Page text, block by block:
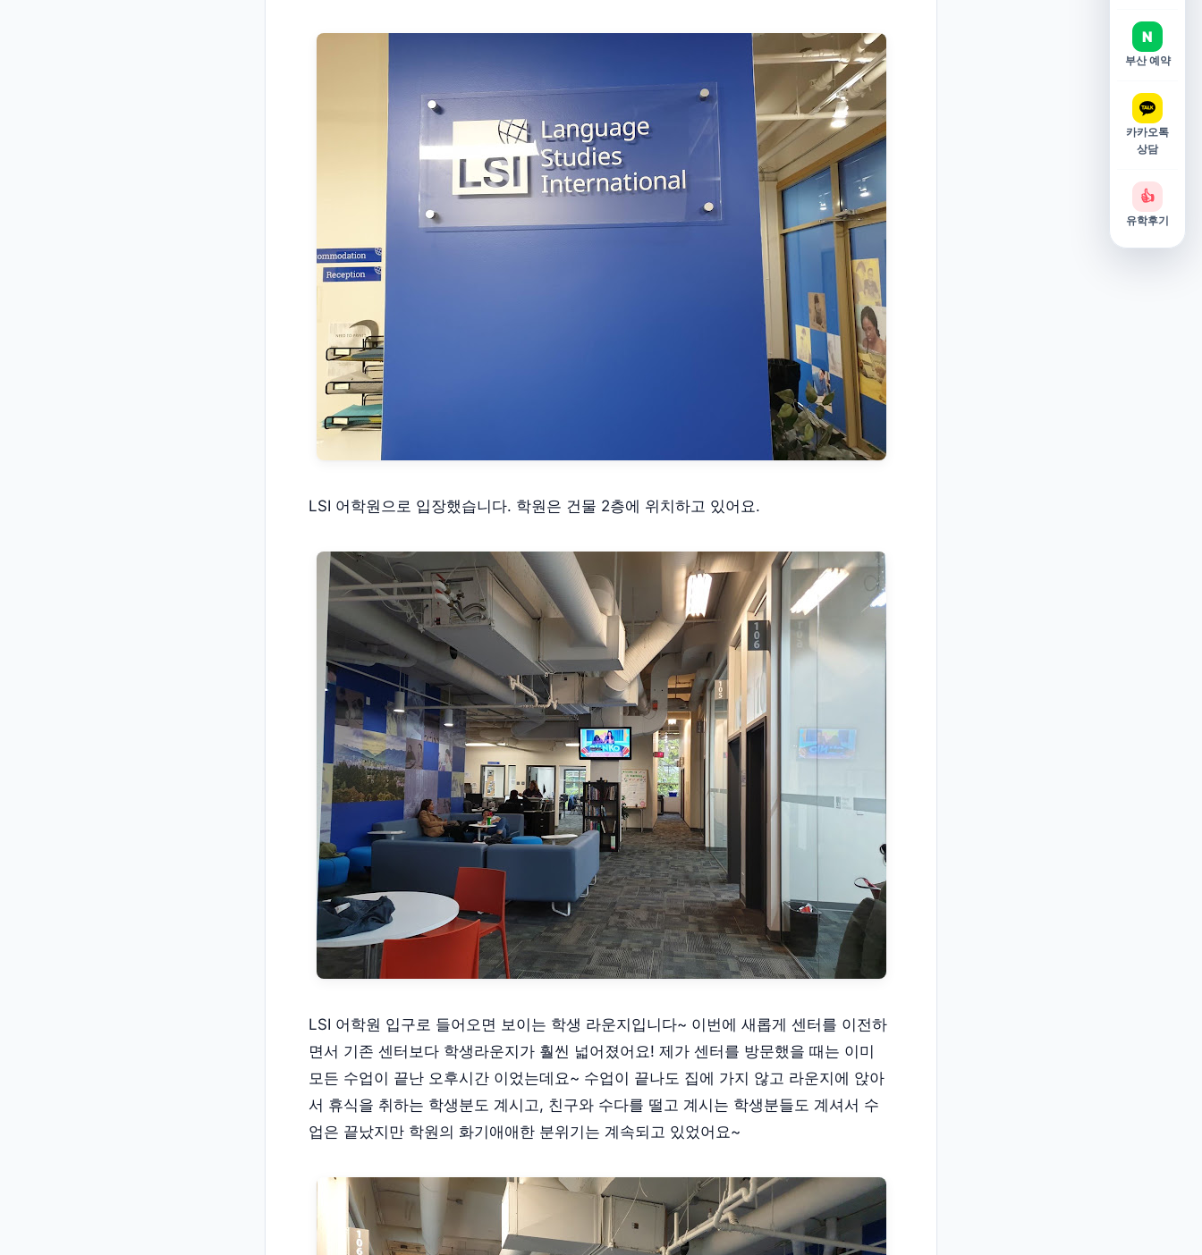
LSI 어학원으로 입장했습니다. 학원은 건물 2층에 위치하고 있어요.
LSI 어학원 입구로 들어오면 보이는 학생 라운지입니다~ 이번에 새롭게 센터를 이전하
면서 기존 센터보다 학생라운지가 훨씬 넓어졌어요! 제가 센터를 방문했을 때는 이미
모든 수업이 끝난 오후시간 이었는데요~ 수업이 끝나도 집에 가지 않고 라운지에 앉아
서 휴식을 취하는 학생분도 계시고, 친구와 수다를 떨고 계시는 학생분들도 계셔서 수
업은 끝났지만 학원의 화기애애한 분위기는 계속되고 있었어요~
N
부산 예약
카카오톡
상담
👍
유학후기